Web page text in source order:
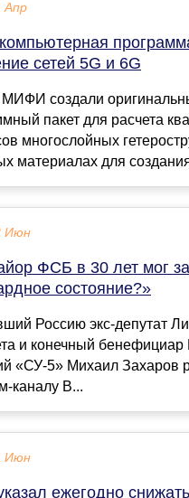
Апр
сетей 5G и 6G
создали
пакет для расчета
многослойных
материалах для
Июн
ФСБ в 30 лет мог
состояние?»
Россию экс-депутат
и конечный бенефициар
«СУ-5» Михаил Захаров
каналу В...
Июн
ежегодно